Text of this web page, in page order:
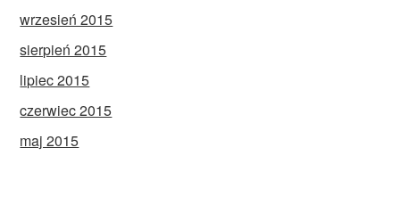
wrzesień 2015
sierpień 2015
lipiec 2015
czerwiec 2015
maj 2015